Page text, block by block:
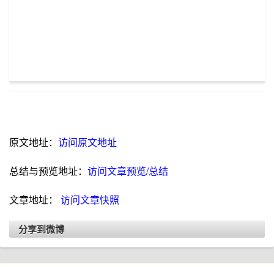
原文地址： 访问原文地址
总结与预览地址： 访问文章预览/总结
文章地址： 访问文章快照
分享到微博